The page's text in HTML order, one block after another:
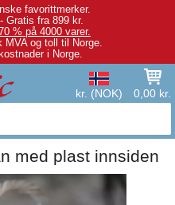
favorittmerker.
Gratis fra 899 kr.
% på 4000 varer.
MVA og toll til Norge.
i Norge.
kr. (NOK) 0,00 kr.
med plast innsiden